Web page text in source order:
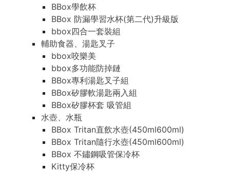
BBox學飲杯
BBox 防漏學習水杯(第二代)升級版
bbox四合一套裝組
輔助食器、湯匙叉子
bbox咬樂美
bbox多功能防掉鏈
BBox專利湯匙叉子組
BBox矽膠軟湯匙兩入組
BBox矽膠杯套 吸管組
水壺、水瓶
BBox Tritan直飲水壺(450ml600ml)
BBox Tritan隨行水壺(450ml600ml)
BBox 不鏽鋼吸管保冷杯
Kitty保冷杯